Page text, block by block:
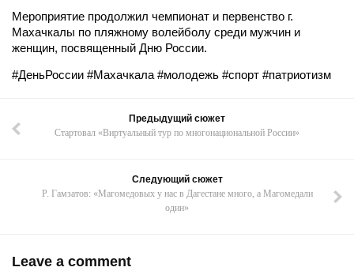
Мероприятие продолжил чемпионат и первенство г.
Махачкалы по пляжному волейболу среди мужчин и
женщин, посвященный Дню России.
#ДеньРоссии #Махачкала #молодежь #спорт #патриотизм
Предыдущий сюжет
Стартовал «Виртуальный тур по многонациональной России»
Следующий сюжет
Р. Гамзатов: «Магомедовых у нас в Дагестане много, а Магомедали
один»
Leave a comment